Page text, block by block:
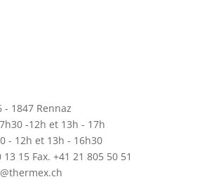
- 1847 Rennaz
-12h et 13h - 17h
- 12h et 13h - 16h30
15 Fax. +41 21 805 50 51